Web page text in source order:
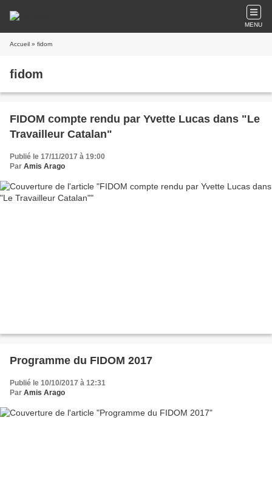
MENU
Accueil » fidom
fidom
FIDOM compte rendu par Yvette Lucas dans "Le
Travailleur Catalan"
Publié le 17/11/2017 à 19:00
Par Amis Arago
Programme du FIDOM 2017
Publié le 10/10/2017 à 12:31
Par Amis Arago